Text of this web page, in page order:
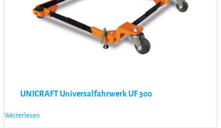
UNICRAFT Universalfahrwerk UF 300
Weiterlesen